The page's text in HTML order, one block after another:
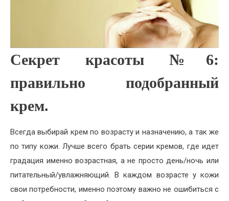
Секрет красоты №6:
правильно подобранный
крем.
Всегда выбирай крем по возрасту и назначению, а так же
по типу кожи. Лучше всего брать серии кремов, где идет
градация именно возрастная, а не просто день/ночь или
питательный/увлажняющий. В каждом возрасте у кожи
свои потребности, именно поэтому важно не ошибиться с